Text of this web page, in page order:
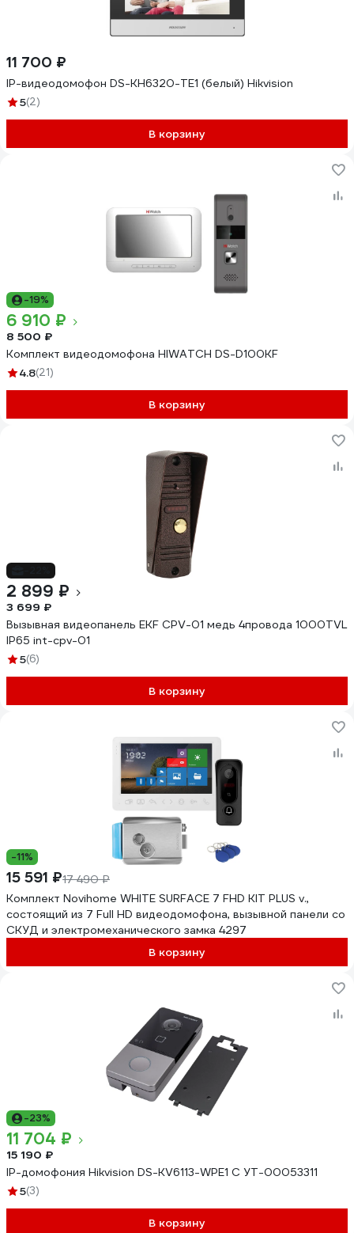
11 700 ₽
IP-видеодомофон DS-KH6320-TE1 (белый) Hikvision
5(2)
В корзину
-19%
6 910 ₽
8 500 ₽
Комплект видеодомофона HIWATCH DS-D100KF
4.8(21)
В корзину
2 899 ₽
3 699 ₽
Вызывная видеопанель EKF CPV-01 медь 4провода 1000TVL
IP65 int-cpv-01
5(6)
В корзину
-11%
15 591 ₽17 490 ₽
Комплект Novihome WHITE SURFACE 7 FHD KIT PLUS v.,
состоящий из 7 Full HD видеодомофона, вызывной панели со
СКУД и электромеханического замка 4297
В корзину
-23%
11 704 ₽
15 190 ₽
IP-домофония Hikvision DS-KV6113-WPE1 C УТ-00053311
5(3)
В корзину